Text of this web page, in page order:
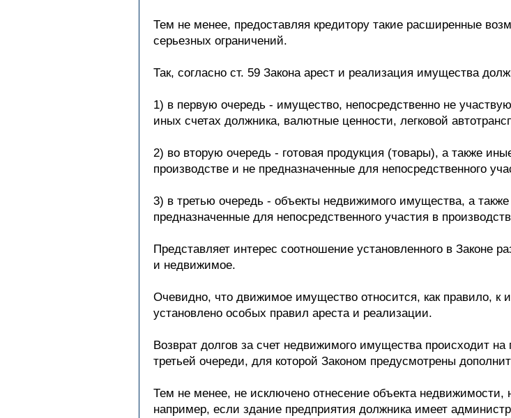
Тем не менее, предоставляя кредитору такие расширенные
серьезных ограничений.
Так, согласно ст. 59 Закона арест и реализация имущества
1) в первую очередь - имущество, непосредственно не
иных счетах должника, валютные ценности, легковой
2) во вторую очередь - готовая продукция (товары), а также
производстве и не предназначенные для непосредственного
3) в третью очередь - объекты недвижимого имущества, а
предназначенные для непосредственного участия в
Представляет интерес соотношение установленного в
и недвижимое.
Очевидно, что движимое имущество относится, как правило,
установлено особых правил ареста и реализации.
Возврат долгов за счет недвижимого имущества происходит
третьей очереди, для которой Законом предусмотрены
Тем не менее, не исключено отнесение объекта
например, если здание предприятия должника имеет